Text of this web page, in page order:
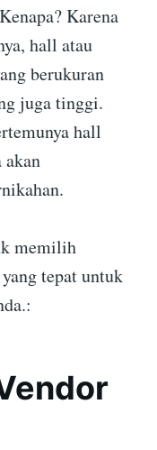
Karena
hall atau
berukuran
juga tinggi.
hall
akan
memilih
yang tepat untuk